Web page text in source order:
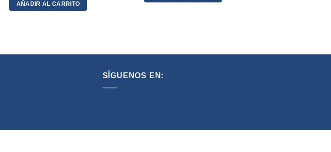
AÑADIR AL CARRITO
SÍGUENOS EN: